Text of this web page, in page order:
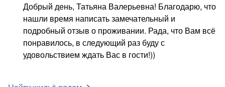
Добрый день, Татьяна Валерьевна! Благодарю, что
нашли время написать замечательный и
подробный отзыв о проживании. Рада, что Вам всё
понравилось, в следующий раз буду с
удовольствием ждать Вас в гости!))